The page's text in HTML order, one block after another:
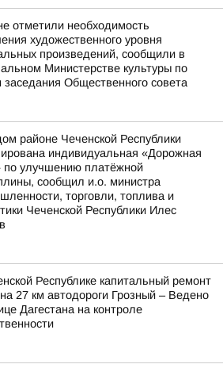
отметили необходимость
художественного уровня
произведений, сообщили в
Министерстве культуры по
заседания Общественного совета
районе Чеченской Республики
индивидуальная «Дорожная
по улучшению платёжной
сообщил и.о. министра
торговли, топлива и
Чеченской Республики Илес
Республике капитальный ремонт
27 км автодороги Грозный – Ведено
Дагестана на контроле